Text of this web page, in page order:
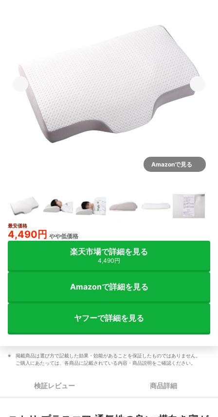
Amazonで見る
最安価格
4,490円 やや低価格
楽天市場で詳細を見る
4,490円
Amazonで詳細を見る
ヤフーで詳細を見る
掲載商品は選び方で記載した効果・効能があることを保証したものではありません。
ご購入にあたっては、各商品に記載されている内容・商品説明をご確認ください。
検証レビュー 商品詳細